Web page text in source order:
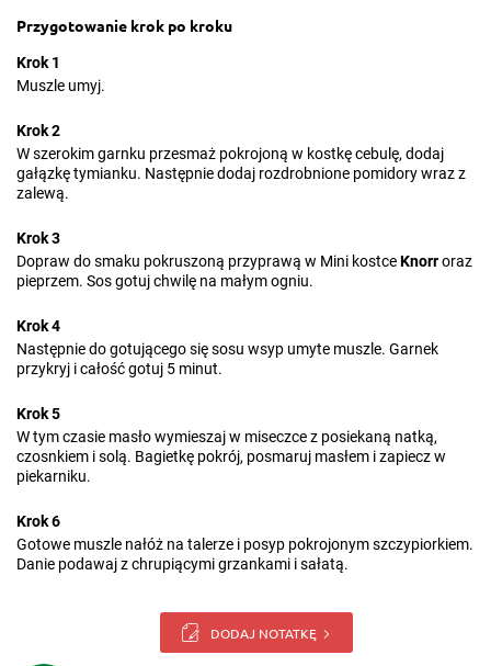
Przygotowanie krok po kroku
Krok 1
Muszle umyj.
Krok 2
W szerokim garnku przesmaż pokrojoną w kostkę cebulę, dodaj
gałązkę tymianku. Następnie dodaj rozdrobnione pomidory wraz z
zalewą.
Krok 3
Dopraw do smaku pokruszoną przyprawą w Mini kostceKnorroraz
pieprzem. Sos gotuj chwilę na małym ogniu.
Krok 4
Następnie do gotującego się sosu wsyp umyte muszle. Garnek
przykryj i całość gotuj 5 minut.
Krok 5
W tym czasie masło wymieszaj w miseczce z posiekaną natką,
czosnkiem i solą. Bagietkę pokrój, posmaruj masłem i zapiecz w
piekarniku.
Krok 6
Gotowe muszle nałóż na talerze i posyp pokrojonym szczypiorkiem.
Danie podawaj z chrupiącymi grzankami i sałatą.
DODAJ NOTATKĘ